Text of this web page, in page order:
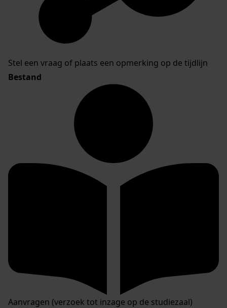
Stel een vraag of plaats een opmerking op de tijdlijn
Bestand
Aanvragen (verzoek tot inzage op de studiezaal)